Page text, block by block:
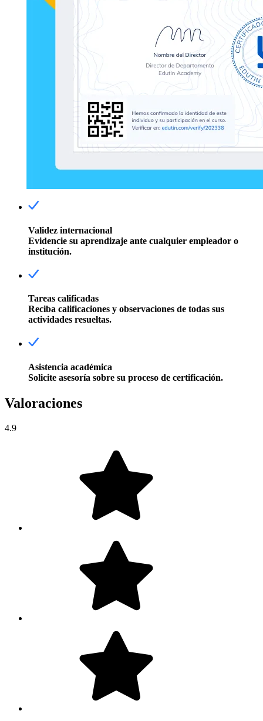
Validez internacional
Evidencie su aprendizaje ante cualquier empleador o
institución.
Tareas calificadas
Reciba calificaciones y observaciones de todas sus
actividades resueltas.
Asistencia académica
Solicite asesoría sobre su proceso de certificación.
Valoraciones
4.9